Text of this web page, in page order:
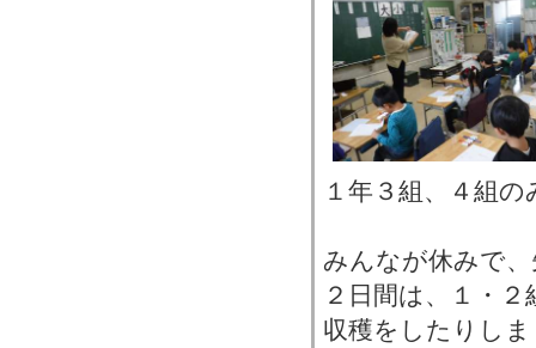
１年３組、４組
みんなが休みで
２日間は、１・
収穫をしたりし